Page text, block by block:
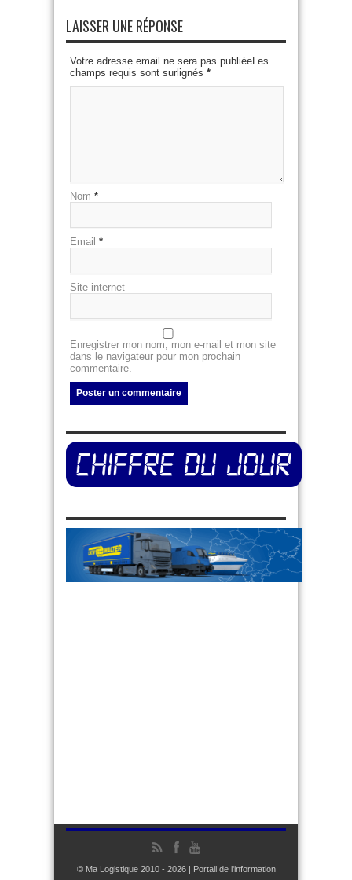
LAISSER UNE RÉPONSE
Votre adresse email ne sera pas publiéeLes
champs requis sont surlignés *
Nom *
Email *
Site internet
Enregistrer mon nom, mon e-mail et mon site
dans le navigateur pour mon prochain
commentaire.
© Ma Logistique 2010 - 2026 | Portail de l'information